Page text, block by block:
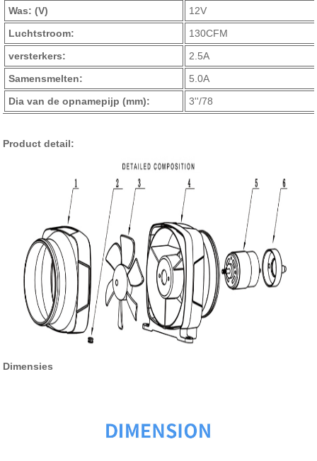
Was: (V)
12V
Luchtstroom:
130CFM
versterkers:
2.5A
Samensmelten:
5.0A
Dia van de opnamepijp (mm):
3''/78
Product detail:
Dimensies